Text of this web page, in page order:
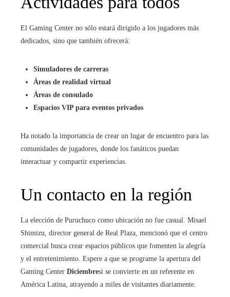
El Gaming Center no sólo estará dirigido a los jugadores más
dedicados, sino que también ofrecerá:
Simuladores de carreras
Áreas de realidad virtual
Áreas de consulado
Espacios VIP para eventos privados
Ha notado la importancia de crear un lugar de encuentro para las
comunidades de jugadores, donde los fanáticos puedan
interactuar y compartir experiencias.
Un contacto en la región
La elección de Puruchuco como ubicación no fue casual. Misael
Shimizu, director general de Real Plaza, mencionó que el centro
comercial busca crear espacios públicos que fomenten la alegría
y el entretenimiento. Espere a que se programe la apertura del
Gaming Center Diciembresi se convierte en un referente en
América Latina, atrayendo a miles de visitantes diariamente.